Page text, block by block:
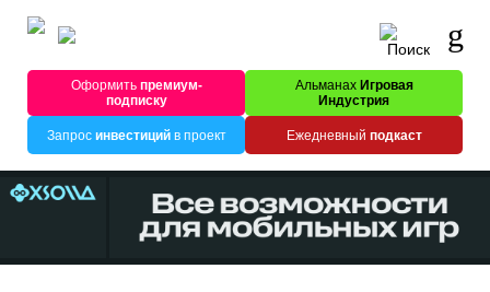
Оформитьпремиум-
подписку
Альманах Игровая
Индустрия
Запрос инвестицийв проект Ежедневный подкаст